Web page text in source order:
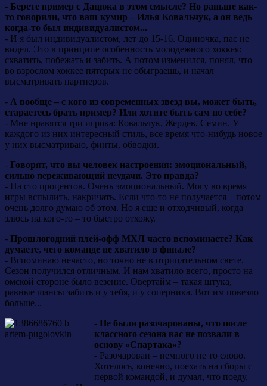
- Берете пример с Дацюка в этом смысле? Но раньше как-
то говорили, что ваш кумир – Илья Ковальчук, а он ведь
когда-то был индивидуалистом...
- И я был индивидуалистом, лет до 15-16. Одиночка, пас не
видел. Это в принципе особенность молодежного хоккея:
схватить, побежать и забить. А потом изменился, понял, что
во взрослом хоккее пятерых не обыграешь, и начал
высматривать партнеров.
- А вообще – с кого из современных звезд вы, может быть,
стараетесь брать пример? Или хотите быть сам по себе?
- Мне нравятся три игрока: Ковальчук, Жердев, Семин. У
каждого из них интересный стиль, все время что-нибудь новое
у них высматриваю, финты, обводки.
- Говорят, что вы человек настроения: эмоциональный,
сильно переживающий неудачи. Это правда?
- На сто процентов. Очень эмоциональный. Могу во время
игры вспылить, накричать. Если что-то не получается – потом
очень долго думаю об этом. Но я еще и отходчивый, когда
злюсь на кого-то – то быстро отхожу.
- Прошлогодний плей-офф МХЛ часто вспоминаете? Как
думаете, чего команде не хватило в финале?
- Вспоминаю нечасто, но точно не в отрицательном свете.
Сезон получился отличным. И нам хватило всего, просто на
омской стороне было везение. Овертайм – такая штука,
равные шансы забить и у тебя, и у соперника. Вот им повезло
больше...
- Не были разочарованы, что после
классного сезона вас не позвали в
основу «Спартака»?
- Разочарован – немного не то слово.
Хотелось, конечно, поехать на сборы с
первой командой, и думал, что поеду,